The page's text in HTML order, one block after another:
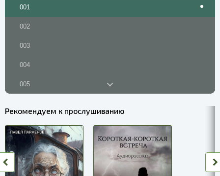
001
002
003
004
005
009
Рекомендуем к прослушиванию